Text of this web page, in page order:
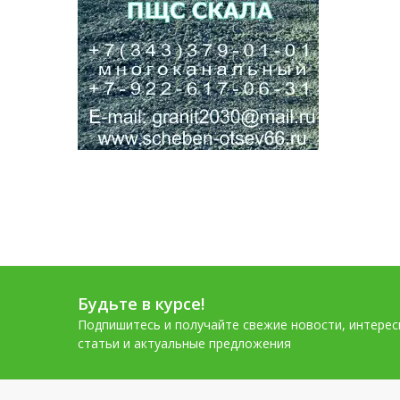
Будьте в курсе!
Подпишитесь и получайте свежие новости,
статьи и актуальные предложения